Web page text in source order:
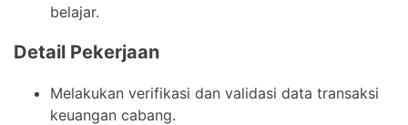
belajar.
Detail Pekerjaan
Melakukan verifikasi dan validasi data transaksi
keuangan cabang.